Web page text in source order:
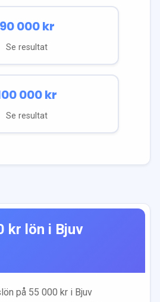
90 000kr
Se resultat
000kr
Se resultat
kr lön i Bjuv
på 55 000 kr i Bjuv